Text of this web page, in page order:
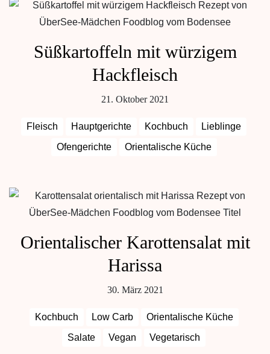
Süßkartoffeln mit würzigem
Hackfleisch
21. Oktober 2021
Fleisch Hauptgerichte Kochbuch
Lieblinge
Ofengerichte
Orientalische Küche
Orientalischer Karottensalat mit
Harissa
30. März 2021
Kochbuch Low Carb
Orientalische Küche
Salate
Vegan Vegetarisch